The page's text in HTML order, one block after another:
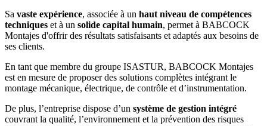
Sa vaste expérience, associée à un haut niveau de compétences
techniques et à un solide capital humain, permet à BABCOCK
Montajes d'offrir des résultats satisfaisants et adaptés aux besoins de
ses clients.
En tant que membre du groupe ISASTUR, BABCOCK Montajes
est en mesure de proposer des solutions complètes intégrant le
montage mécanique, électrique, de contrôle et d’instrumentation.
De plus, l’entreprise dispose d’un système de gestion intégré
couvrant la qualité, l’environnement et la prévention des risques